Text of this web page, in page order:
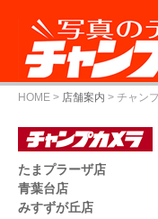
HOME > 店舗案内 > チャン
たまプラーザ店
青葉台店
みすずが丘店